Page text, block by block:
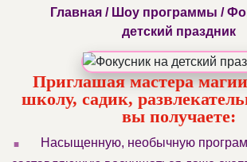
Главная/ Шоу программы /
детский праздник
Приглашая мастера
школу, садик,
вы получаете:
.
Насыщенную, необычную